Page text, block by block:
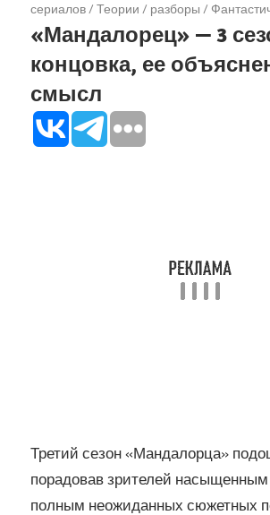
сериалов/Теории / разборы/
«Мандалорец» — 3
концовка, ее
смысл
Третий сезон «Мандалорца»
порадовав зрителей
полным неожиданных сюжетных